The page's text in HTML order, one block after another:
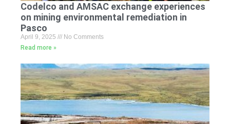
Codelco and AMSAC exchange experiences
on mining environmental remediation in
Pasco
April 9, 2025
No Comments
Read more »